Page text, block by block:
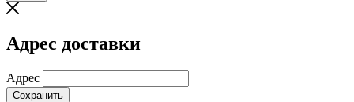
Адрес доставки
Адрес
Сохранить